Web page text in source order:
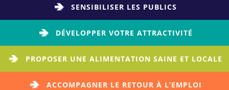
SENSIBILISER LES PUBLICS
DÉVELOPPER VOTRE ATTRACTIVITÉ
PROPOSER UNE ALIMENTATION SAINE ET LOCALE
ACCOMPAGNER LE RETOUR À L’EMPLOI